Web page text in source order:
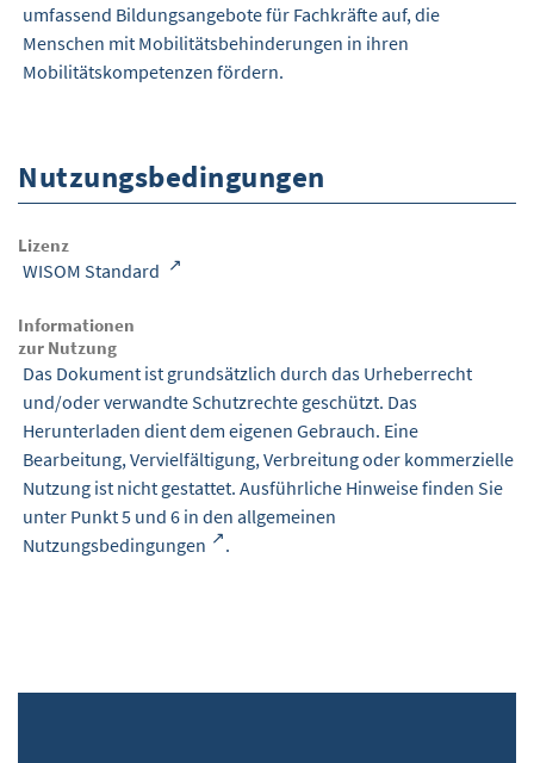
umfassend Bildungsangebote für Fachkräfte auf, die
Menschen mit Mobilitätsbehinderungen in ihren
Mobilitätskompetenzen fördern.
Nutzungsbedingungen
Lizenz
WISOM Standard
Informationen
zur Nutzung
Das Dokument ist grundsätzlich durch das Urheberrecht
und/oder verwandte Schutzrechte geschützt. Das
Herunterladen dient dem eigenen Gebrauch. Eine
Bearbeitung, Vervielfältigung, Verbreitung oder kommerzielle
Nutzung ist nicht gestattet. Ausführliche Hinweise finden Sie
unter Punkt 5 und 6 in den allgemeinen
Nutzungsbedingungen
.